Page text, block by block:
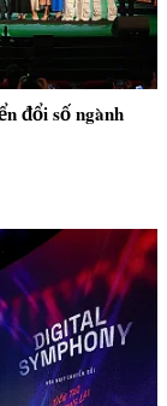
đổi số ngành